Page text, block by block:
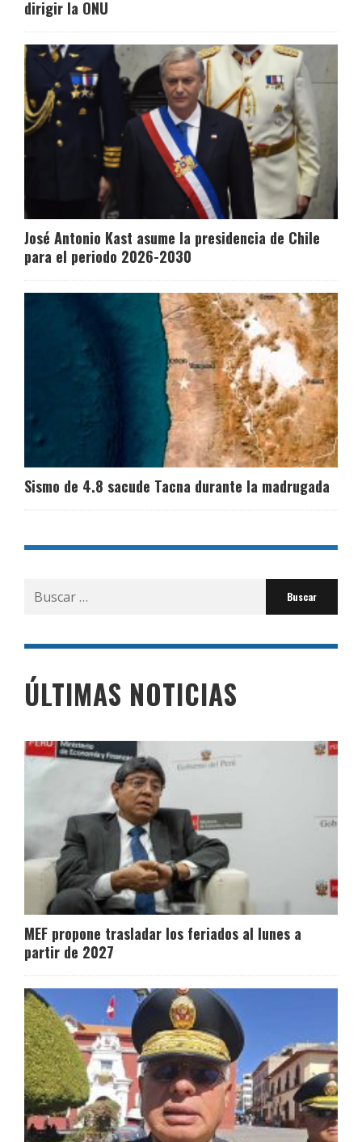
dirigir la ONU
José Antonio Kast asume la presidencia de Chile
para el periodo 2026-2030
Sismo de 4.8 sacude Tacna durante la madrugada
Buscar
por:
ÚLTIMAS NOTICIAS
MEF propone trasladar los feriados al lunes a
partir de 2027